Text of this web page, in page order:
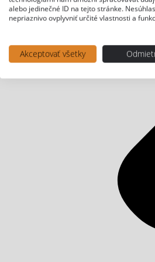
alebo jedinečné ID na tejto stránke.
nepriaznivo ovplyvniť určité vlastnosti a
Akceptovať všetky